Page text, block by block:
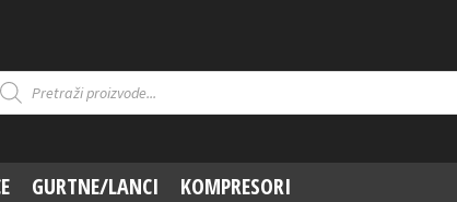
GURTNE/LANCI KOMPRESORI